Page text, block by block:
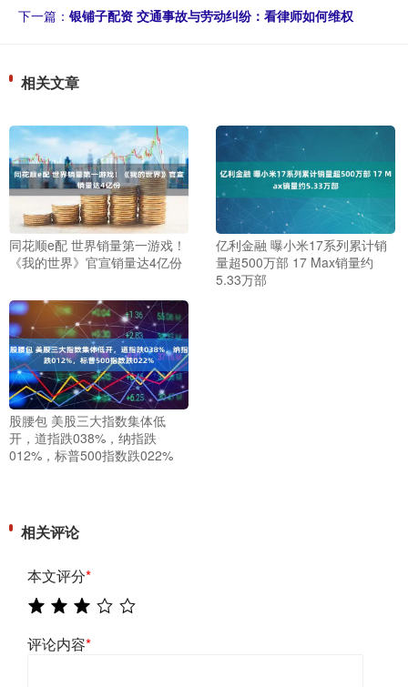
下一篇： 银铺子配资 交通事故与劳动纠纷：看律师如何维权
相关文章
同花顺e配 世界销量第一游戏！
《我的世界》官宣销量达4亿份
亿利金融 曝小米17系列累计销
量超500万部 17 Max销量约
5.33万部
股腰包 美股三大指数集体低
开，道指跌038%，纳指跌
012%，标普500指数跌022%
相关评论
本文评分*
评论内容*